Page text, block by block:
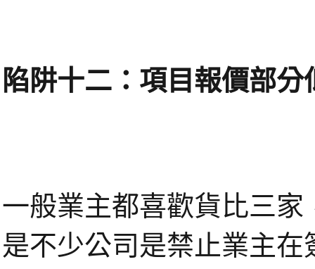
陷阱十二：項目報價部分
一般業主都喜歡貨比三
是不少公司是禁止業主